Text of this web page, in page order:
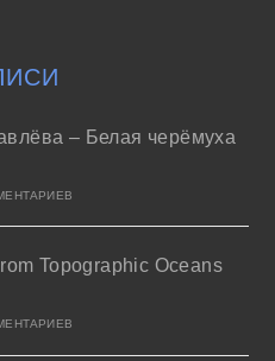
– Белая черёмуха
Topographic Oceans